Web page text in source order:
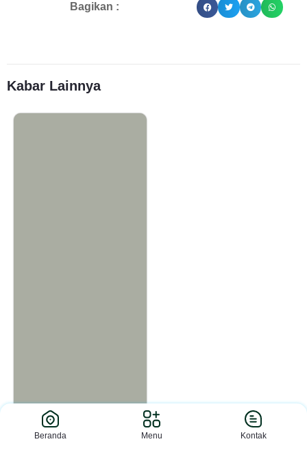
Bagikan :
Kabar Lainnya
MBS Ki Bagus Hadikusumo
Beranda Menu Kontak